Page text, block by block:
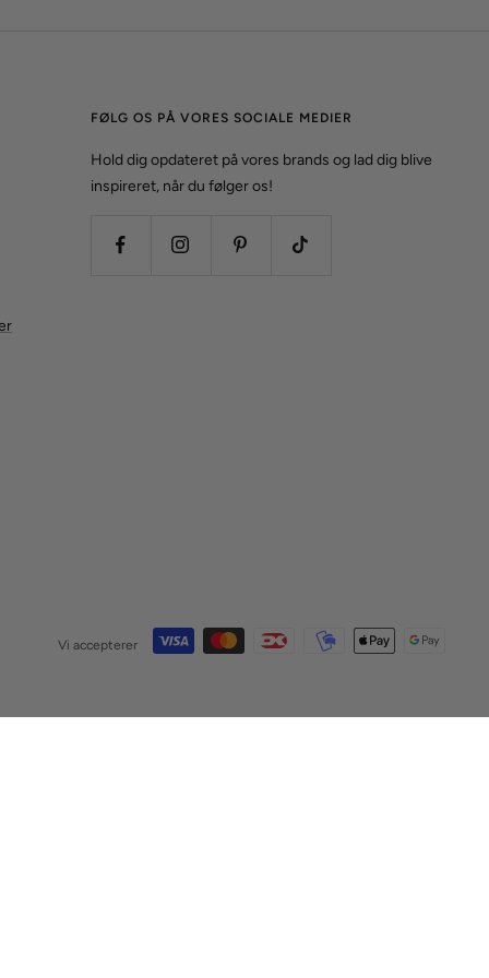
FØLG OS PÅ VORES SOCIALE MEDIER
Hold dig opdateret på vores brands og lad dig blive
inspireret, når du følger os!
Vi accepterer